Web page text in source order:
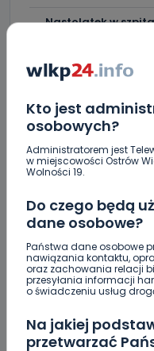
Kto jest
osobowych?
Administratorem jest
w miejscowości Ostrów
Wolności 19.
Do czego będą
dane osobowe?
Państwa dane osobowe
nawiązania kontaktu,
oraz zachowania relacji
przesyłania informacji
o świadczeniu usług
Na jakiej
przetwarzać
Nastolatek w
Uważaj na
fałszywego e-
Jak wybrać
elektryzujących?
Jakość wody
komunikat sanepidu
Zatrzymany w
przetargu, a kto
Czy aquapark w
Rozpoczęły się
"Łącznik" w
większy?